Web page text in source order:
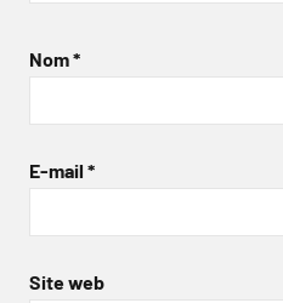
Nom*
E-mail *
Site web